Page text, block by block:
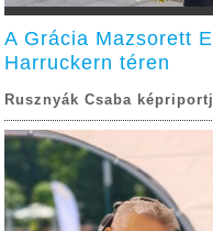
A Grácia Mazsorett
Harruckern téren
Rusznyák Csaba